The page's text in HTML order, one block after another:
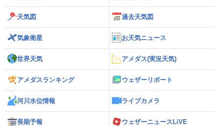
天気図 過去天気図
気象衛星 お天気ニュース
世界天気 アメダス(実況天気)
アメダスランキング ウェザーリポート
河川水位情報 ライブカメラ
長期予報 ウェザーニュースLiVE